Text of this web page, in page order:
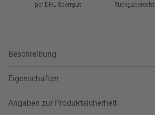
per DHL Sperrgut
Rückgaberecht
Beschreibung
Eigenschaften
Angaben zur Produktsicherheit